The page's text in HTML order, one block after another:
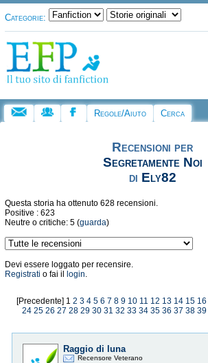
Categorie:
Regole/Aiuto Cerca
Recensioni per
Segretamente Noi
di Ely82
Questa storia ha ottenuto 628 recensioni.
Positive : 623
Neutre o critiche: 5 (guarda)
Devi essere loggato per recensire.
Registrati o fai il login.
[Precedente] 12 3 4 5 6 7 8 9 10 11 12 13 14 15 16
24 25 26 27 28 29 30 31 32 33 34 35 36 37 38 39
Raggio di luna
Recensore Veterano